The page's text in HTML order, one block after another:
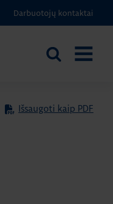
Darbuotojų kontaktai
Ieškoti
Išsaugoti kaip PDF